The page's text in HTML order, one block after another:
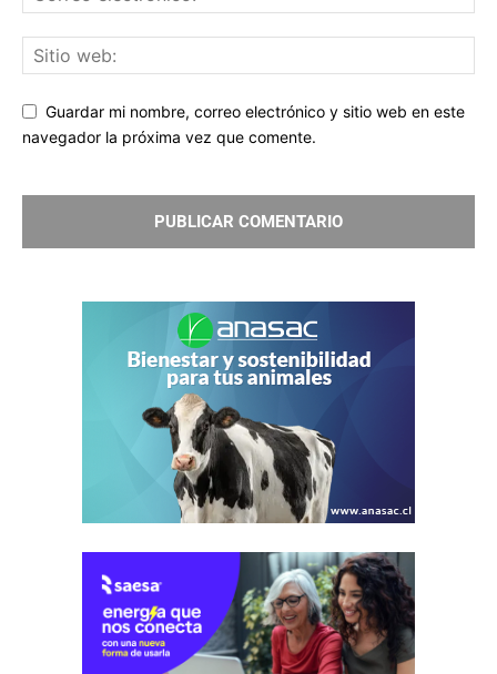
Guardar mi nombre, correo electrónico y sitio web en este
navegador la próxima vez que comente.